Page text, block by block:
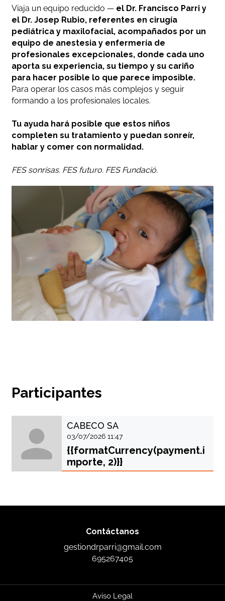
Viaja un equipo reducido — el Dr. Francisco Parri y
el Dr. Josep Rubio, referentes en cirugía
pediátrica y maxilofacial, acompañados por un
equipo de anestesia y enfermería de
profesionales excepcionales, donde cada uno
aporta su experiencia, su tiempo y su cariño
para hacer posible lo que parece imposible.
Para operar los casos más complejos y seguir
formando a los profesionales locales.
Tu ayuda hará posible que estos niños
completen su tratamiento y puedan sonreír,
hablar y comer con normalidad.
FES sonrisas. FES futuro. FES Fundació.
Participantes
CABECO SA
03/07/2026 11:47
{{formatCurrency(payment.i
mporte, 2)}}
Contáctanos
gestiondrparri@gmail.com
695267405
Aviso Legal